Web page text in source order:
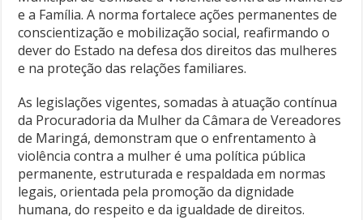
e a Família. A norma fortalece ações permanentes de
conscientização e mobilização social, reafirmando o
dever do Estado na defesa dos direitos das mulheres
e na proteção das relações familiares.
As legislações vigentes, somadas à atuação contínua
da Procuradoria da Mulher da Câmara de Vereadores
de Maringá, demonstram que o enfrentamento à
violência contra a mulher é uma política pública
permanente, estruturada e respaldada em normas
legais, orientada pela promoção da dignidade
humana, do respeito e da igualdade de direitos.